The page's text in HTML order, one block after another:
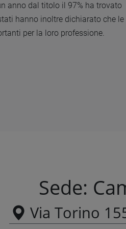
anno dal titolo il 97% ha trovato
hanno inoltre dichiarato che le
per la loro professione.
Sede:
Via Torino